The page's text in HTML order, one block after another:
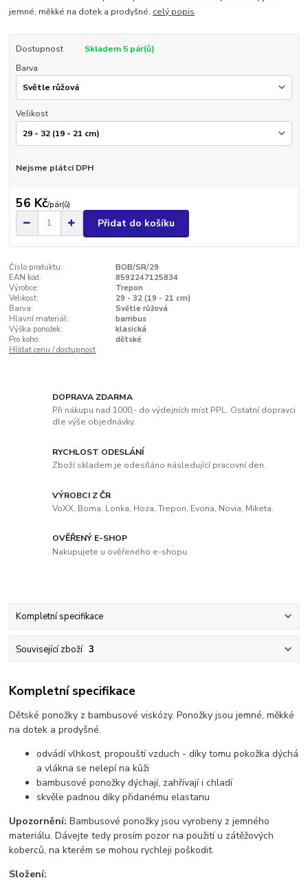
jemné, měkké na dotek a prodyšné. celý popis
Dostupnost
Skladem 5 pár(ů)
Barva
Velikost
Nejsme plátci DPH
56 Kč/pár(ů)
Přidat do košíku
Číslo produktu:
BOB/SR/29
EAN kód:
8592247125834
Výrobce:
Trepon
Velikost:
29 - 32 (19 - 21 cm)
Barva:
Světle růžová
Hlavní materiál:
bambus
Výška ponožek:
klasická
Pro koho:
dětské
Hlídat cenu / dostupnost
DOPRAVA ZDARMA
Při nákupu nad 1000,- do výdejních míst PPL. Ostatní dopravci
dle výše objednávky.
RYCHLOST ODESLÁNÍ
Zboží skladem je odesíláno následující pracovní den.
VÝROBCI Z ČR
VoXX, Boma, Lonka, Hoza, Trepon, Evona, Novia, Miketa.
OVĚŘENÝ E-SHOP
Nakupujete u ověřeného e-shopu.
Kompletní specifikace
Související zboží 3
Kompletní specifikace
Dětské ponožky z bambusové viskózy. Ponožky jsou jemné, měkké
na dotek a prodyšné.
odvádí vlhkost, propouští vzduch - díky tomu pokožka dýchá
a vlákna se nelepí na kůži
bambusové ponožky dýchají, zahřívají i chladí
skvěle padnou díky přidanému elastanu
Upozornění:Bambusové ponožky jsou vyrobeny z jemného
materiálu. Dávejte tedy prosím pozor na použití u zátěžových
koberců, na kterém se mohou rychleji poškodit.
Složení: